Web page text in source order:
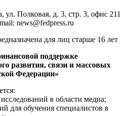
ул. Полковая, д. 3, стр. 3, офис 211
news@fedpress.ru
для лиц старше 16 лет
поддержке
развития, связи и массовых
Федерации»
в области медиа;
для обучения специалистов в